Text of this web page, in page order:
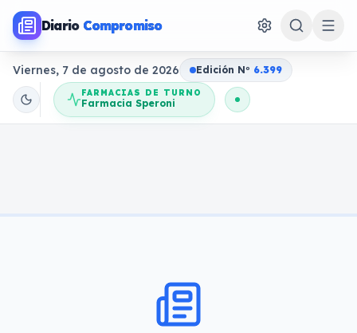
Diario Compromiso
Viernes, 7 de agosto de 2026 Edición No 6.399
FARMACIAS DE TURNO
Farmacia Speroni